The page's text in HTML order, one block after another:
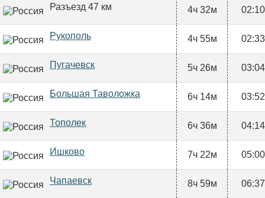
Разъезд 47 км 4ч 32м 02:10
Рукополь 4ч 55м 02:33
Пугачевск 5ч 26м 03:04
Большая Таволожка 6ч 14м 03:52
Тополек 6ч 36м 04:14
Ишково 7ч 22м 05:00
Чапаевск 8ч 59м 06:37